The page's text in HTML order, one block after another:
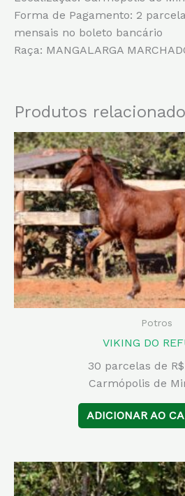
Forma de Pagamento: 2
mensais no boleto bancário
Raça: MANGALARGA
Produtos
Potros
VIKING DO
30 parcelas de
Carmópolis de
ADICIONAR AO